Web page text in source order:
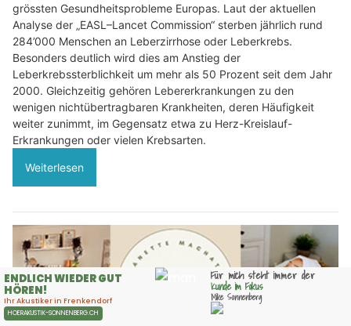
grössten Gesundheitsprobleme Europas. Laut der aktuellen
Analyse der „EASL–Lancet Commission“ sterben jährlich rund
284’000 Menschen an Leberzirrhose oder Leberkrebs.
Besonders deutlich wird dies am Anstieg der
Leberkrebssterblichkeit um mehr als 50 Prozent seit dem Jahr
2000. Gleichzeitig gehören Lebererkrankungen zu den
wenigen nichtübertragbaren Krankheiten, deren Häufigkeit
weiter zunimmt, im Gegensatz etwa zu Herz-Kreislauf-
Erkrankungen oder vielen Krebsarten.
Weiterlesen